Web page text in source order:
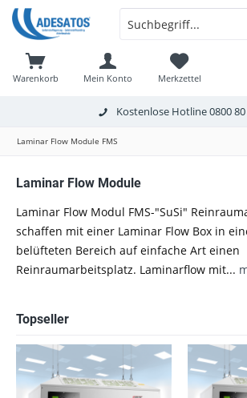
Kostenlose Hotline0800
Warenkorb Merkzettel
Mein Konto
Laminar Flow Module FMS
Laminar Flow Module
Laminar Flow Modul FMS-"SuSi"
schaffen mit einer Laminar Flow Box in
belüfteten Bereich auf einfache Art einen
Reinraumarbeitsplatz. Laminarflow mit...
Topseller